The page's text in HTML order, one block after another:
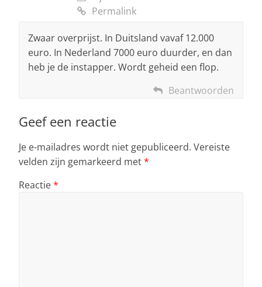
Permalink
Zwaar overprijst. In Duitsland vavaf 12.000
euro. In Nederland 7000 euro duurder, en dan
heb je de instapper. Wordt geheid een flop.
Beantwoorden
Geef een reactie
Je e-mailadres wordt niet gepubliceerd. Vereiste
velden zijn gemarkeerd met*
Reactie*